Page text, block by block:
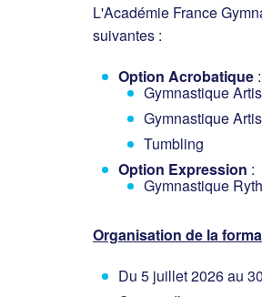
L'Académie France
suivantes :
Option Acrobatique :
Gymnastique
Gymnastique
Tumbling
Option Expression :
Gymnastique
Organisation de la
Du 5 juillet 2026 au